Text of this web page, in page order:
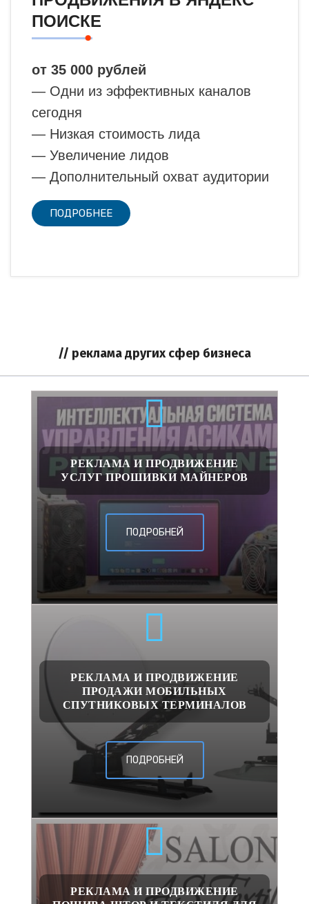
ПОИСКЕ
от 35 000 рублей
— Одни из эффективных каналов
сегодня
— Низкая стоимость лида
— Увеличение лидов
— Дополнительный охват аудитории
ПОДРОБНЕЕ
// реклама других сфер бизнеса
РЕКЛАМА И ПРОДВИЖЕНИЕ
УСЛУГ ПРОШИВКИ МАЙНЕРОВ
ПОДРОБНЕЙ
РЕКЛАМА И ПРОДВИЖЕНИЕ
ПРОДАЖИ МОБИЛЬНЫХ
СПУТНИКОВЫХ ТЕРМИНАЛОВ
ПОДРОБНЕЙ
РЕКЛАМА И ПРОДВИЖЕНИЕ